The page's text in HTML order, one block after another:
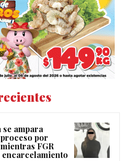
se ampara
por
FGR
encarcelamiento